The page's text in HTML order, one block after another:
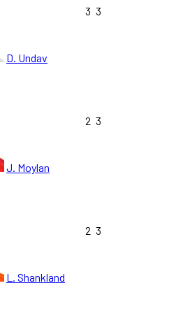
D. Undav
3 3
J. Moylan
2 3
L. Shankland
2 3